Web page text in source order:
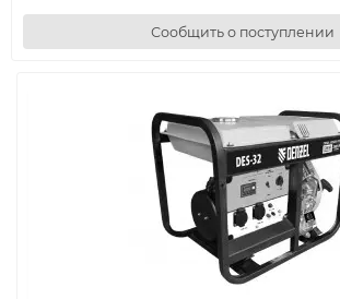
Сообщить о поступлении